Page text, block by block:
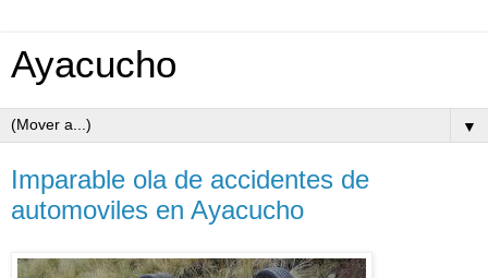
Ayacucho
▼
Imparable ola de accidentes de
automoviles en Ayacucho